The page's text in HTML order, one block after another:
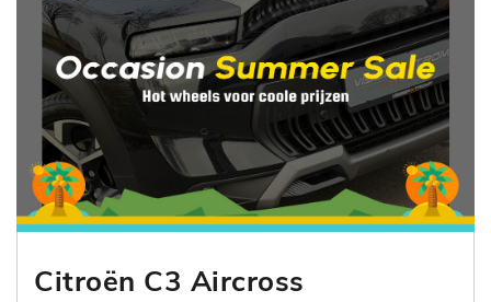
Citroën C3 Aircross